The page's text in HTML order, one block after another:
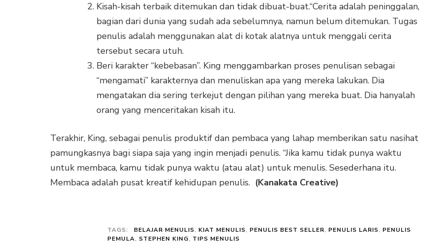
Kisah-kisah terbaik ditemukan dan tidak dibuat-buat.“Cerita adalah peninggalan,
bagian dari dunia yang sudah ada sebelumnya, namun belum ditemukan. Tugas
penulis adalah menggunakan alat di kotak alatnya untuk menggali cerita
tersebut secara utuh.
Beri karakter “kebebasan”. King menggambarkan proses penulisan sebagai
“mengamati” karakternya dan menuliskan apa yang mereka lakukan. Dia
mengatakan dia sering terkejut dengan pilihan yang mereka buat. Dia hanyalah
orang yang menceritakan kisah itu.
Terakhir, King, sebagai penulis produktif dan pembaca yang lahap memberikan satu nasihat
pamungkasnya bagi siapa saja yang ingin menjadi penulis. “Jika kamu tidak punya waktu
untuk membaca, kamu tidak punya waktu (atau alat) untuk menulis. Sesederhana itu.
Membaca adalah pusat kreatif kehidupan penulis. (Kanakata Creative)
TAGS: BELAJAR MENULIS, KIAT MENULIS, PENULIS BEST SELLER, PENULIS LARIS, PENULIS
PEMULA, STEPHEN KING, TIPS MENULIS